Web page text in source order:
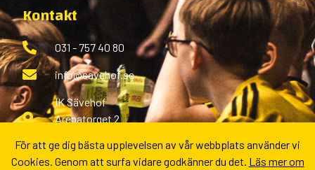
Kontakt
031 - 757 40 80
info@savehof.se
IK Sävehof
Arenatorget 2
Fler kontaktvägar
För att ge dig bästa upplevelsen av vår webbplats använder vi
Cookies. Genom att surfa vidare godkänner du det. Läs mer om